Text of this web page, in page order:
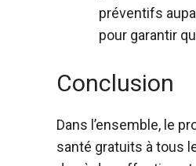
préventifs
pour garantir
Conclusion
Dans l’ensemble, le
santé gratuits à tous